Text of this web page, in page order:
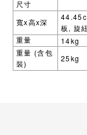
尺寸
寬x高x深
板 ,旋紐
重量 14kg
重量 (含包
裝)
25kg